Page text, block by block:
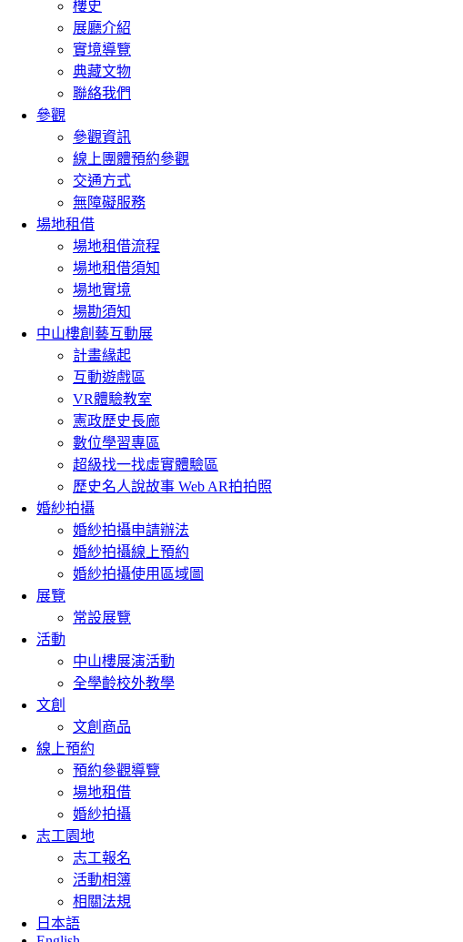
樓史
展廳介紹
實境導覽
典藏文物
聯絡我們
參觀
參觀資訊
線上團體預約參觀
交通方式
無障礙服務
場地租借
場地租借流程
場地租借須知
場地實境
場勘須知
中山樓創藝互動展
計畫緣起
互動遊戲區
VR體驗教室
憲政歷史長廊
數位學習專區
超級找一找虛實體驗區
歷史名人說故事 Web AR拍拍照
婚紗拍攝
婚紗拍攝申請辦法
婚紗拍攝線上預約
婚紗拍攝使用區域圖
展覽
常設展覽
活動
中山樓展演活動
全學齡校外教學
文創
文創商品
線上預約
預約參觀導覽
場地租借
婚紗拍攝
志工園地
志工報名
活動相簿
相關法規
日本語